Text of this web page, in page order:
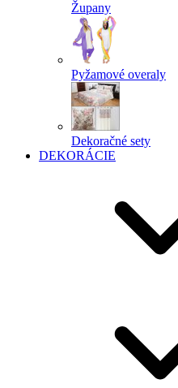
Župany
Pyžamové overaly
Dekoračné sety
DEKORÁCIE